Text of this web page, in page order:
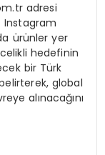
adresi
Instagram
ürünler yer
hedefinin
bir Türk
global
alınacağını